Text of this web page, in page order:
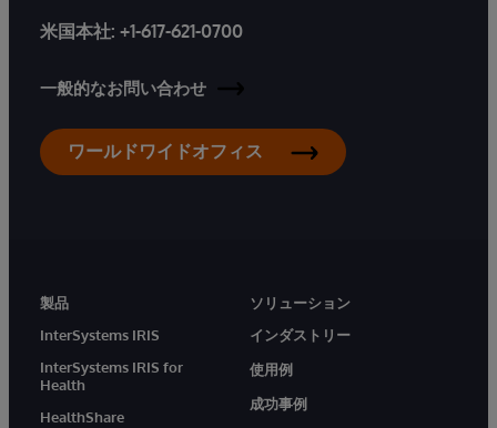
米国本社: +1-617-621-0700
一般的なお問い合わせ
ワールドワイドオフィス
製品
InterSystems IRIS
InterSystems IRIS for
Health
HealthShare
ソリューション
インダストリー
使用例
成功事例